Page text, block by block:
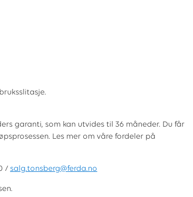
garanti, som kan utvides til 36 måneder. Du får
Les mer om våre fordeler på
/ salg.tonsberg@ferda.no